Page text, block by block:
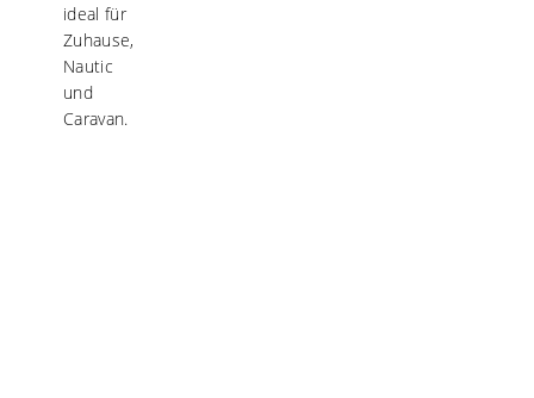
ideal für
Zuhause,
Nautic
und
Caravan.